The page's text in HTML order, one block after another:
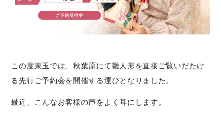
この度東玉では、秋葉原にて雛人形を直接ご覧いだたけ
る先行ご予約会を開催する運びとなりました。
最近、こんなお客様の声をよく耳にします。